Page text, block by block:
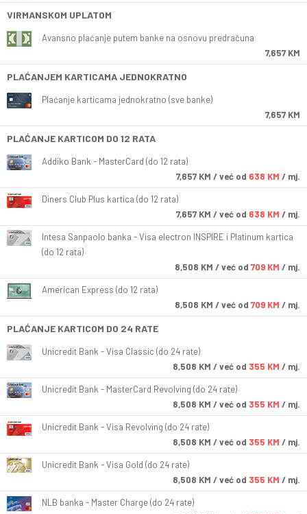
VIRMANSKOM UPLATOM
Avansno plaćanje putem banke na osnovu predračuna
7,657 KM
PLAĆANJEM KARTICAMA JEDNOKRATNO
Plaćanje karticama jednokratno (sve banke)
7,657 KM
PLAĆANJE KARTICOM DO 12 RATA
Addiko Bank - MasterCard (do 12 rata)
7,657 KM / već od 638 KM / mj.
Diners Club Plus kartica (do 12 rata)
7,657 KM / već od 638 KM / mj.
Intesa Sanpaolo banka - Visa electron INSPIRE i Platinum kartica
(do 12 rata)
8,508 KM / već od 709 KM / mj.
American Express (do 12 rata)
8,508 KM / već od 709 KM / mj.
PLAĆANJE KARTICOM DO 24 RATE
Unicredit Bank - Visa Classic (do 24 rate)
8,508 KM / već od 355 KM / mj.
Unicredit Bank - MasterCard Revolving (do 24 rate)
8,508 KM / već od 355 KM / mj.
Unicredit Bank - Visa Revolving (do 24 rate)
8,508 KM / već od 355 KM / mj.
Unicredit Bank - Visa Gold (do 24 rate)
8,508 KM / već od 355 KM / mj.
NLB banka - Master Charge (do 24 rate)